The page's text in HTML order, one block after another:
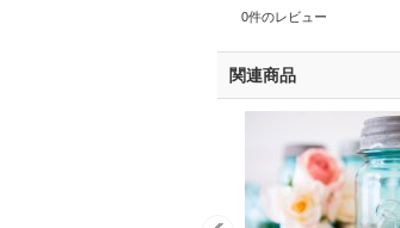
0件のレビュー
関連商品